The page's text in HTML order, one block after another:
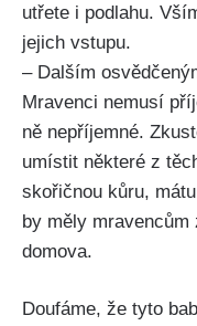
utřete i podlahu.
jejich vstupu.
– Dalším
Mravenci nemusí
ně⁤ nepříjemné.⁣
umístit některé z
skořičnou kůru,
by měly
domova.
Doufáme, že tyto